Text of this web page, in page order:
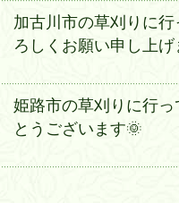
加古川市の草刈りに
ろしくお願い申し上げ
姫路市の草刈りに行
とうございます🌞